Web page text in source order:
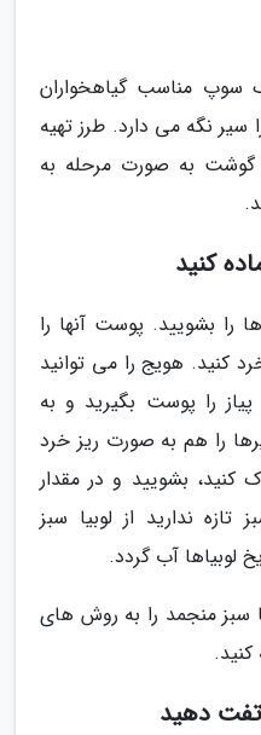
سوپ مناسب گیاهخواران
نگه می دارد. طرز تهیه
گوشت به صورت مرحله به
کنید
را بشویید. پوست آنها را
کنید. هویج را می توانید
را پوست بگیرید و به
را هم به صورت ریز خرد
کنید، بشویید و در مقدار
تازه ندارید از لوبیا سبز
لوبیاها آب گردد.
سبز منجمد را به روش های
کنید.
دهید